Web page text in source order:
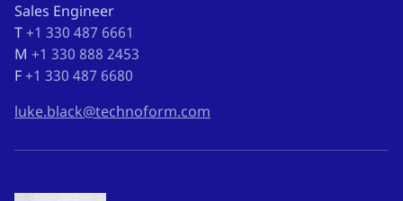
Sales Engineer
T +1 330 487 6661
M +1 330 888 2453
F +1 330 487 6680
luke.black@technoform.com